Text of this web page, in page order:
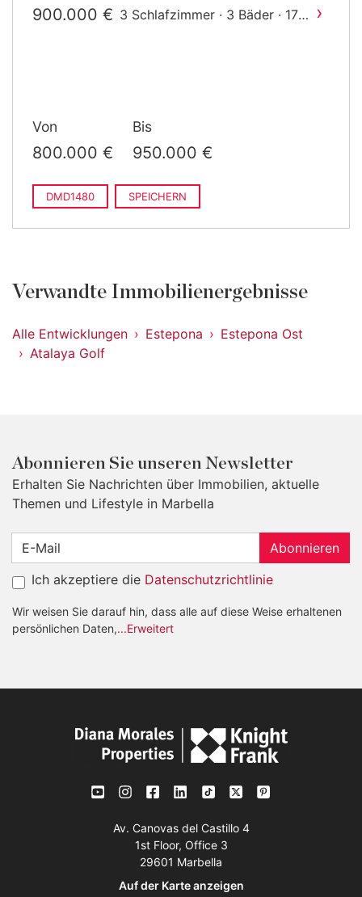
900.000 € 3 Schlafzimmer · 3 Bäder · 177
›
Von
800.000 €
Bis
950.000 €
DMD1480 SPEICHERN
Verwandte Immobilienergebnisse
Alle Entwicklungen Estepona
Estepona Ost
Atalaya Golf
Abonnieren Sie unseren Newsletter
Erhalten Sie Nachrichten über Immobilien, aktuelle
Themen und Lifestyle in Marbella
Abonnieren
Ich akzeptiere die Datenschutzrichtlinie
Wir weisen Sie darauf hin, dass alle auf diese Weise erhaltenen
persönlichen Daten,...Erweitert
Av. Canovas del Castillo 4
1st Floor, Office 3
29601 Marbella
Auf der Karte anzeigen